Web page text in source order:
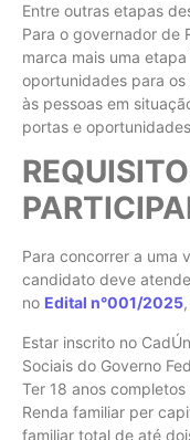
Entre outras etapas
Para o governador de
marca mais uma
oportunidades para
às pessoas em
portas e
Para concorrer a uma
candidato deve
no Edital n°001/2025
Estar inscrito no
Sociais do Governo
Ter 18 anos
Renda familiar per
familiar total de até